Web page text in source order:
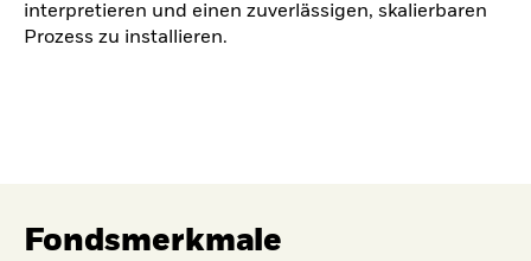
interpretieren und einen zuverlässigen, skalierbaren
Prozess zu installieren.
Fondsmerkmale